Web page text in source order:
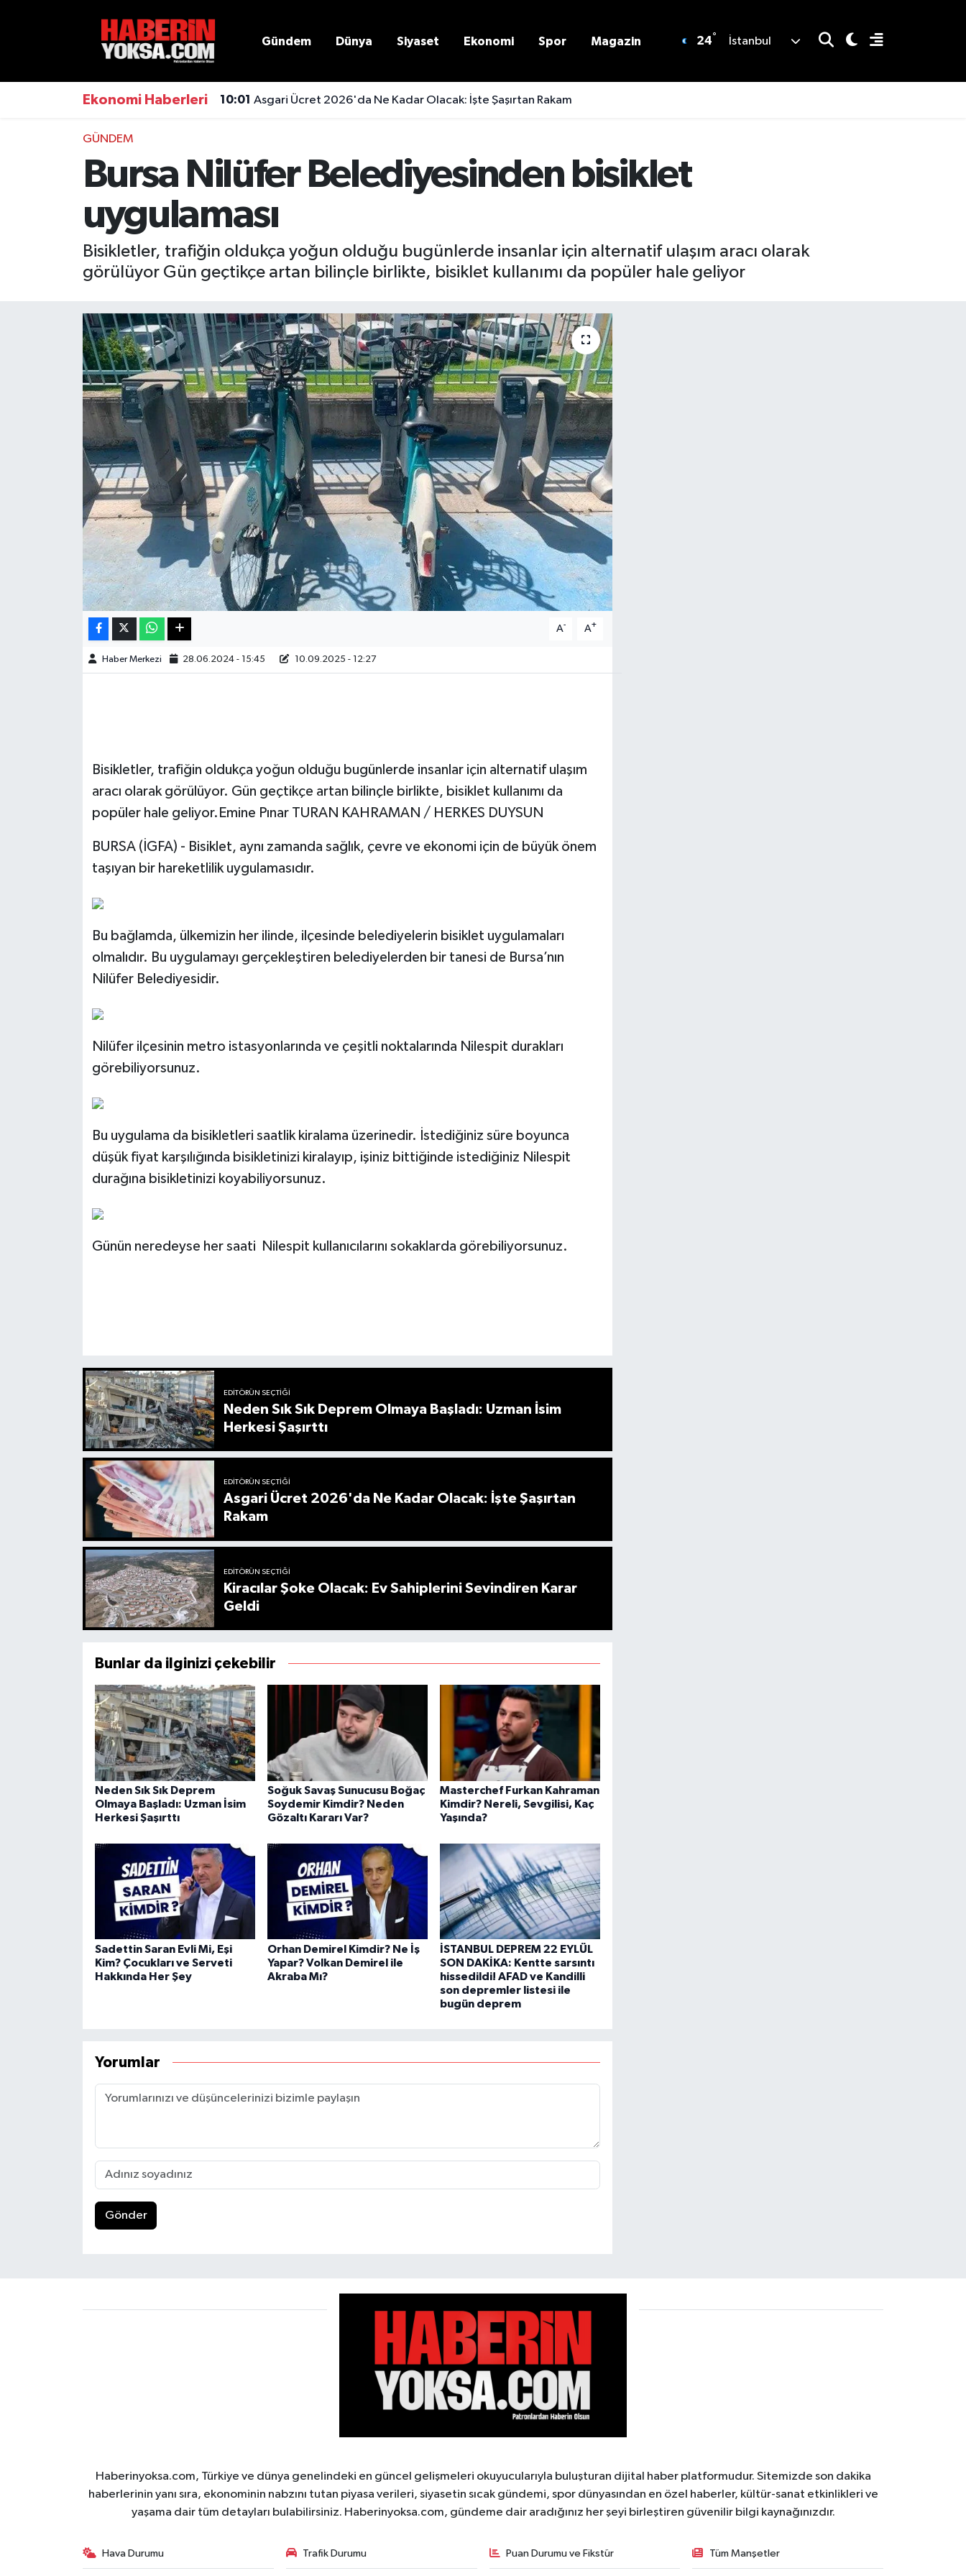
Gündem Dünya Siyaset Ekonomi Spor Magazin 24° İstanbul
Ekonomi Haberleri 10:01 Asgari Ücret 2026'da Ne Kadar Olacak: İşte Şaşırtan Rakam
GÜNDEM
Bursa Nilüfer Belediyesinden bisiklet
uygulaması
Bisikletler, trafiğin oldukça yoğun olduğu bugünlerde insanlar için alternatif ulaşım aracı olarak
görülüyor Gün geçtikçe artan bilinçle birlikte, bisiklet kullanımı da popüler hale geliyor
A- A+
Haber Merkezi 28.06.2024 - 15:45 10.09.2025 - 12:27
Bisikletler, trafiğin oldukça yoğun olduğu bugünlerde insanlar için alternatif ulaşım
aracı olarak görülüyor. Gün geçtikçe artan bilinçle birlikte, bisiklet kullanımı da
popüler hale geliyor.Emine Pınar TURAN KAHRAMAN / HERKES DUYSUN
BURSA (İGFA) - Bisiklet, aynı zamanda sağlık, çevre ve ekonomi için de büyük önem
taşıyan bir hareketlilik uygulamasıdır.
Bu bağlamda, ülkemizin her ilinde, ilçesinde belediyelerin bisiklet uygulamaları
olmalıdır. Bu uygulamayı gerçekleştiren belediyelerden bir tanesi de Bursa’nın
Nilüfer Belediyesidir.
Nilüfer ilçesinin metro istasyonlarında ve çeşitli noktalarında Nilespit durakları
görebiliyorsunuz.
Bu uygulama da bisikletleri saatlik kiralama üzerinedir. İstediğiniz süre boyunca
düşük fiyat karşılığında bisikletinizi kiralayıp, işiniz bittiğinde istediğiniz Nilespit
durağına bisikletinizi koyabiliyorsunuz.
Günün neredeyse her saati Nilespit kullanıcılarını sokaklarda görebiliyorsunuz.
EDITÖRÜN SEÇTIĞI
Neden Sık Sık Deprem Olmaya Başladı: Uzman İsim
Herkesi Şaşırttı
EDITÖRÜN SEÇTIĞI
Asgari Ücret 2026'da Ne Kadar Olacak: İşte Şaşırtan
Rakam
EDITÖRÜN SEÇTIĞI
Kiracılar Şoke Olacak: Ev Sahiplerini Sevindiren Karar
Geldi
Bunlar da ilginizi çekebilir
Neden Sık Sık Deprem
Olmaya Başladı: Uzman İsim
Herkesi Şaşırttı
Soğuk Savaş Sunucusu Boğaç
Soydemir Kimdir? Neden
Gözaltı Kararı Var?
Masterchef Furkan Kahraman
Kimdir? Nereli, Sevgilisi, Kaç
Yaşında?
Sadettin Saran Evli Mi, Eşi
Kim? Çocukları ve Serveti
Hakkında Her Şey
Orhan Demirel Kimdir? Ne İş
Yapar? Volkan Demirel ile
Akraba Mı?
İSTANBUL DEPREM 22 EYLÜL
SON DAKİKA: Kentte sarsıntı
hissedildi! AFAD ve Kandilli
son depremler listesi ile
bugün deprem
Yorumlar
Gönder
Haberinyoksa.com, Türkiye ve dünya genelindeki en güncel gelişmeleri okuyucularıyla buluşturan dijital haber platformudur. Sitemizde son dakika
haberlerinin yanı sıra, ekonominin nabzını tutan piyasa verileri, siyasetin sıcak gündemi, spor dünyasından en özel haberler, kültür-sanat etkinlikleri ve
yaşama dair tüm detayları bulabilirsiniz. Haberinyoksa.com, gündeme dair aradığınız her şeyi birleştiren güvenilir bilgi kaynağınızdır.
Hava Durumu Trafik Durumu Puan Durumu ve Fikstür Tüm Manşetler
Magazin
Otomobil
Teknoloji
Hava Durumu
Tüm Manşetler
Haber Arşivi